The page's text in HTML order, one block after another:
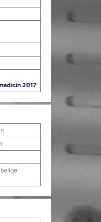
2017